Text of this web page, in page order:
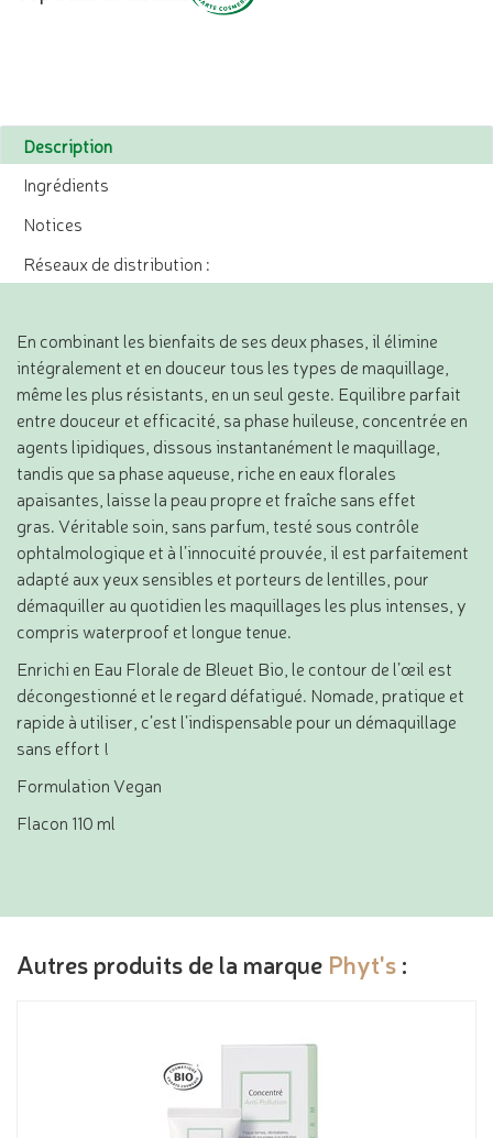
Description
Ingrédients
Notices
Réseaux de distribution :
En combinant les bienfaits de ses deux phases, il élimine
intégralement et en douceur tous les types de maquillage,
même les plus résistants, en un seul geste. Equilibre parfait
entre douceur et efficacité, sa phase huileuse, concentrée en
agents lipidiques, dissous instantanément le maquillage,
tandis que sa phase aqueuse, riche en eaux florales
apaisantes, laisse la peau propre et fraîche sans effet
gras. Véritable soin, sans parfum, testé sous contrôle
ophtalmologique et à l’innocuité prouvée, il est parfaitement
adapté aux yeux sensibles et porteurs de lentilles, pour
démaquiller au quotidien les maquillages les plus intenses, y
compris waterproof et longue tenue.
Enrichi en Eau Florale de Bleuet Bio, le contour de l’œil est
décongestionné et le regard défatigué. Nomade, pratique et
rapide à utiliser, c’est l’indispensable pour un démaquillage
sans effort !
Formulation Vegan
Flacon 110 ml
Autres produits de la marque Phyt's :